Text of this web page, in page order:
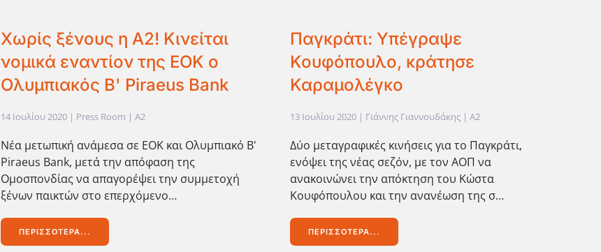
Χωρίς ξένους η Α2! Κινείται
νομικά εναντίον της ΕΟΚ ο
Ολυμπιακός Β' Piraeus Bank
14 Ιουλίου 2020 | Press Room |A2
Νέα μετωπική ανάμεσα σε ΕΟΚ και Ολυμπιακό B'
Piraeus Bank, μετά την απόφαση της
Ομοσπονδίας να απαγορέψει την συμμετοχή
ξένων παικτών στο επερχόμενο…
ΠΕΡΙΣΣΌΤΕΡΑ...
Παγκράτι: Υπέγραψε
Κουφόπουλο, κράτησε
Καραμολέγκο
13 Ιουλίου 2020| Γιάννης Γιαννουδάκης | A2
Δύο μεταγραφικές κινήσεις για το Παγκράτι,
ενόψει της νέας σεζόν, με τον ΑΟΠ να
ανακοινώνει την απόκτηση του Κώστα
Κουφόπουλου και την ανανέωση της σ…
ΠΕΡΙΣΣΌΤΕΡΑ...